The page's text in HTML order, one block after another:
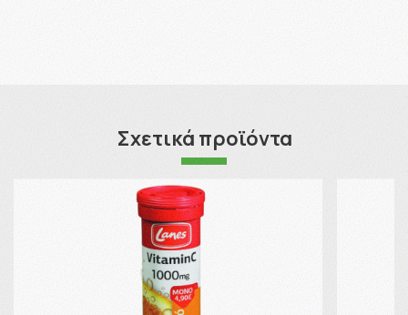
Σχετικά προϊόντα